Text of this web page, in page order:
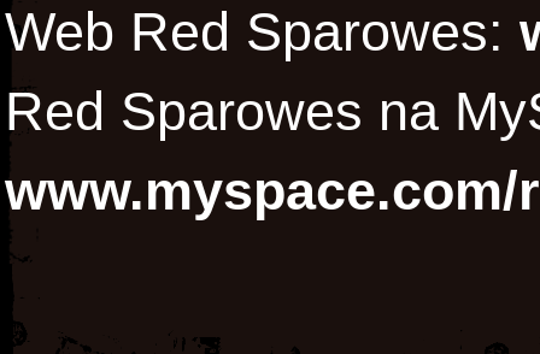
Web Red Sparowes:
Red Sparowes na